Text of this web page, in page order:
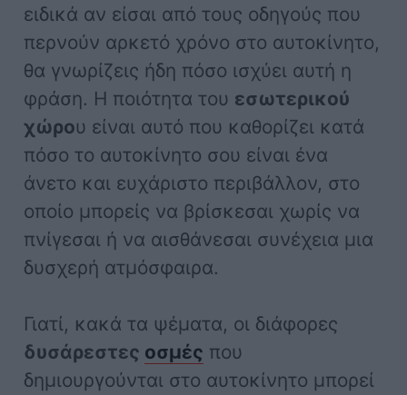
ειδικά αν είσαι από τους οδηγούς που
περνούν αρκετό χρόνο στο αυτοκίνητο,
θα γνωρίζεις ήδη πόσο ισχύει αυτή η
φράση. Η ποιότητα του εσωτερικού
χώρου είναι αυτό που καθορίζει κατά
πόσο το αυτοκίνητο σου είναι ένα
άνετο και ευχάριστο περιβάλλον, στο
οποίο μπορείς να βρίσκεσαι χωρίς να
πνίγεσαι ή να αισθάνεσαι συνέχεια μια
δυσχερή ατμόσφαιρα.
Γιατί, κακά τα ψέματα, οι διάφορες
δυσάρεστες οσμές που
δημιουργούνται στο αυτοκίνητο μπορεί